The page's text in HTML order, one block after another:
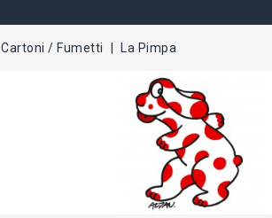
Cartoni / Fumetti La Pimpa